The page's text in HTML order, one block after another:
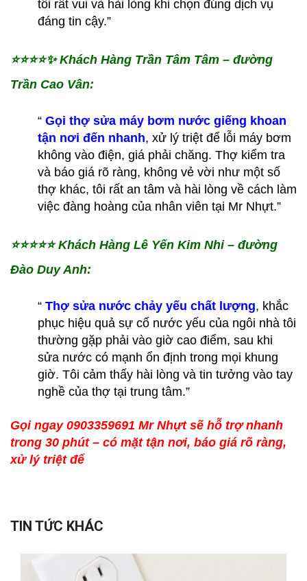
tôi rất vui và hài lòng khi chọn đúng dịch vụ
đáng tin cậy.”
⭐️⭐️⭐️⭐️✨ Khách Hàng Trần Tâm Tâm – đường
Trần Cao Vân:
“ Gọi thợ sửa máy bơm nước giếng khoan
tận nơi đến nhanh, xử lý triệt để lỗi máy bơm
không vào điện, giá phải chăng. Thợ kiểm tra
và báo giá rõ ràng, không vẻ vời như một số
thợ khác, tôi rất an tâm và hài lòng về cách làm
việc đàng hoàng của nhân viên tại Mr Nhựt.”
⭐️⭐️⭐️⭐️⭐️ Khách Hàng Lê Yến Kim Nhi – đường
Đào Duy Anh:
“ Thợ sửa nước chảy yếu chất lượng, khắc
phục hiệu quả sự cố nước yếu của ngôi nhà tôi
thường gặp phải vào giờ cao điểm, sau khi
sửa nước có mạnh ổn định trong mọi khung
giờ. Tôi cảm thấy hài lòng và tin tưởng vào tay
nghề của thợ tại trung tâm.”
Gọi ngay 0903359691 Mr Nhựt sẽ hỗ trợ nhanh
trong 30 phút – có mặt tận nơi, báo giá rõ ràng,
xử lý triệt để
TIN TỨC KHÁC